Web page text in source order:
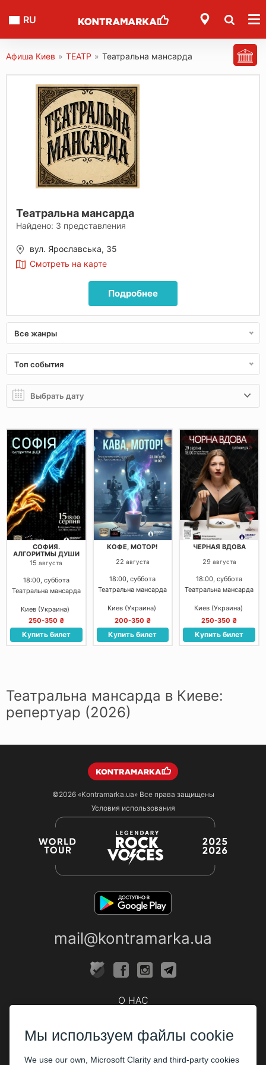
RU
Афиша Киев » ТЕАТР » Театральна мансарда
Театральна мансарда
Найдено: 3 представления
вул. Ярославська, 35
Смотреть на карте
Подробнее
Все жанры
Топ события
СОФИЯ.
АЛГОРИТМЫ ДУШИ
15августа
18:00, суббота
Театральна мансарда
Киев (Украина)
250-350 ₴
Купить билет
КОФЕ, МОТОР!
22 августа
18:00, суббота
Театральна мансарда
Киев (Украина)
200-350 ₴
Купить билет
ЧЕРНАЯ ВДОВА
29 августа
18:00, суббота
Театральна мансарда
Киев (Украина)
250-350 ₴
Купить билет
Театральна мансарда в Киеве:
репертуар (2026)
©2026 «Kontramarka.ua»Все права защищены
Условия использования
mail@kontramarka.ua
О НАС
ПАРТНЕРАМ
Мы используем файлы cookie
We use our own, Microsoft Clarity and third-party cookies